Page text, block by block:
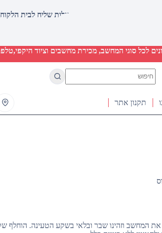
עלות שליח לבית הלקוח 50 שקלים, בהזמנות מעל 2000 שקלים ללא חיוב (חינם)
לכל סוגי המחשב, מכירת מחשבים וציוד
results
תקנון אתר
את המחשב וזהינו שבר ובלאי בשקע הטעינה. הוחלף